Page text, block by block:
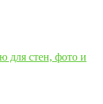
для стен, фото и